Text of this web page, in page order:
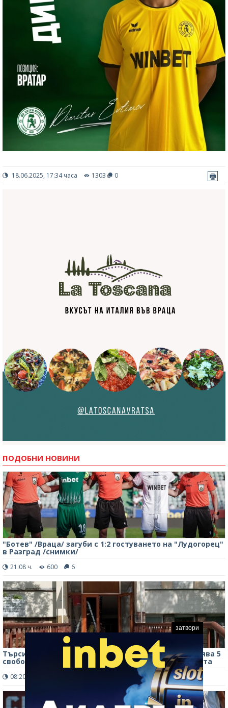
18.06.2025, 17:34 часа 1303 0
ПОДОБНИ НОВИНИ
"Ботев" /Враца/ загуби с 1:2 гостуването на "Лудогорец"
в Разград /снимки/
21:08 ч. 600 6
Търсите работа? МБАЛ „Христо Ботев“-Враца обявява 5
свободни позиции за санитари, вижте изискванията
08:20 ч.
затвори